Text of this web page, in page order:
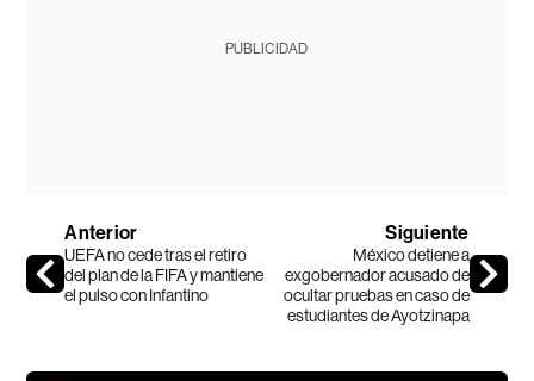
PUBLICIDAD
Anterior
UEFA no cede tras el retiro
del plan de la FIFA y mantiene
el pulso con Infantino
Siguiente
México detiene a
exgobernador acusado de
ocultar pruebas en caso de
estudiantes de Ayotzinapa